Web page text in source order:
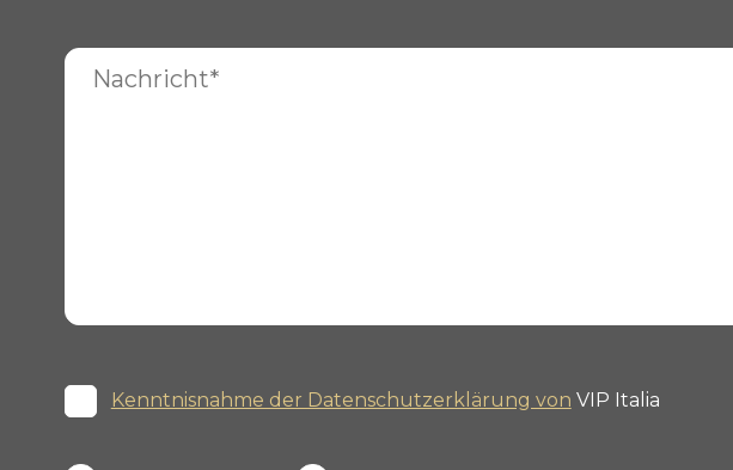
Kenntnisnahme der Datenschutzerklärung von VIP Italia